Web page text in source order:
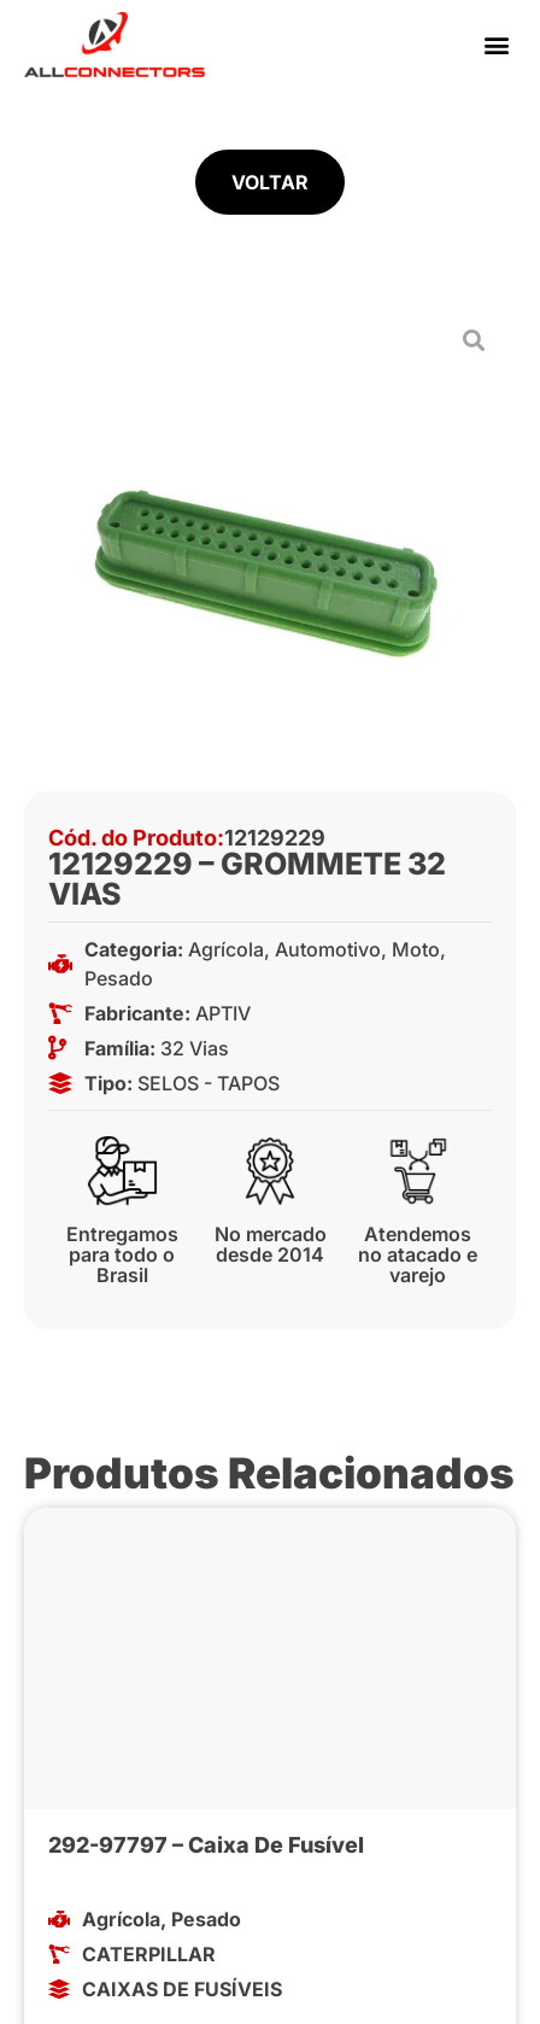
VOLTAR
Cód. do Produto:12129229
12129229 – GROMMETE 32
VIAS
Categoria: Agrícola, Automotivo, Moto,
Pesado
Fabricante: APTIV
Família: 32 Vias
Tipo: SELOS - TAPOS
Entregamos
para todo o
Brasil
No mercado
desde 2014
Atendemos
no atacado e
varejo
Produtos Relacionados
292-97797 – Caixa De Fusível
Agrícola, Pesado
CATERPILLAR
CAIXAS DE FUSÍVEIS